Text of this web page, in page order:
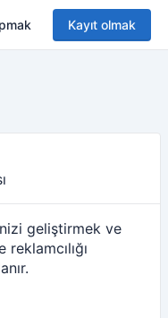
Kayıt olmak
geliştirmek ve